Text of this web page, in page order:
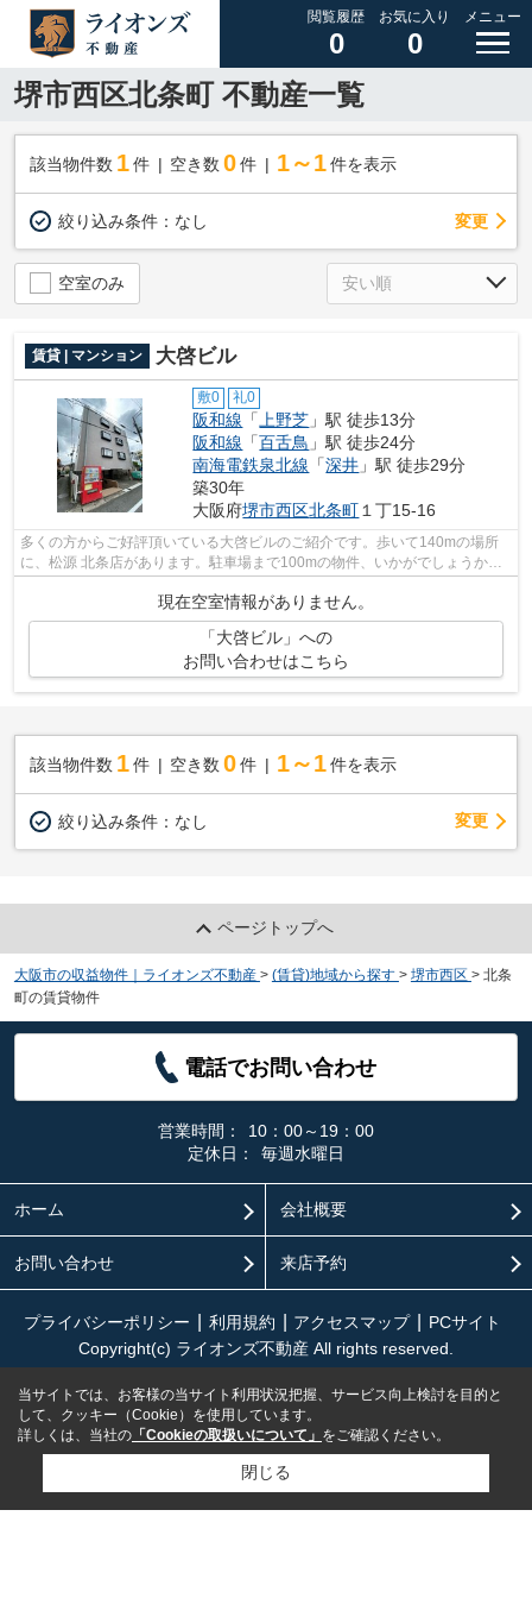
閲覧履歴
0
お気に入り
0
メニュー
堺市西区北条町 不動産一覧
該当物件数 1件 空き数 0 件 1～1 件を表示
絞り込み条件： なし 変更
空室のみ
賃貸 | マンション 大啓ビル
敷0 礼0
阪和線 「上野芝 」駅 徒歩13分
阪和線 「百舌鳥 」駅 徒歩24分
南海電鉄泉北線 「深井 」駅 徒歩29分
築30年
大阪府堺市西区北条町１丁15-16
多くの方からご好評頂いている大啓ビルのご紹介です。歩いて140mの場所
に、松源 北条店があります。駐車場まで100mの物件、いかがでしょうか。
現在空室情報がありません。
「大啓ビル」への
お問い合わせはこちら
該当物件数 1件 空き数 0 件 1～1 件を表示
絞り込み条件： なし 変更
ページトップへ
大阪市の収益物件｜ライオンズ不動産 > (賃貸)地域から探す > 堺市西区 > 北条
町の賃貸物件
電話でお問い合わせ
営業時間：
10：00～19：00
定休日：
毎週水曜日
ホーム 会社概要
お問い合わせ 来店予約
プライバシーポリシー 利用規約 アクセスマップ
PCサイト
Copyright(c) ライオンズ不動産 All rights reserved.
当サイトでは、お客様の当サイト利用状況把握、サービス向上検討を目的と
して、クッキー（Cookie）を使用しています。
詳しくは、当社の 「Cookieの取扱いについて」 をご確認ください。
閉じる